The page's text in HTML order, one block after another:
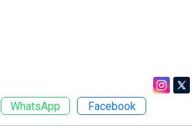
WhatsApp Facebook